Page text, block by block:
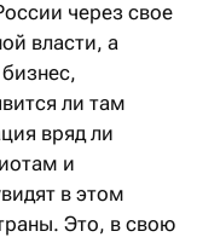
через свое
власти, а
ли там
вряд ли
и
в этом
Это, в свою